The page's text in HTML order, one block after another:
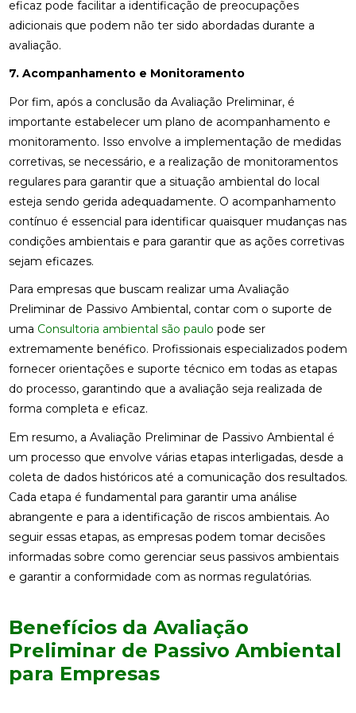
eficaz pode facilitar a identificação de preocupações
adicionais que podem não ter sido abordadas durante a
avaliação.
7. Acompanhamento e Monitoramento
Por fim, após a conclusão da Avaliação Preliminar, é
importante estabelecer um plano de acompanhamento e
monitoramento. Isso envolve a implementação de medidas
corretivas, se necessário, e a realização de monitoramentos
regulares para garantir que a situação ambiental do local
esteja sendo gerida adequadamente. O acompanhamento
contínuo é essencial para identificar quaisquer mudanças nas
condições ambientais e para garantir que as ações corretivas
sejam eficazes.
Para empresas que buscam realizar uma Avaliação
Preliminar de Passivo Ambiental, contar com o suporte de
uma Consultoria ambiental são paulo pode ser
extremamente benéfico. Profissionais especializados podem
fornecer orientações e suporte técnico em todas as etapas
do processo, garantindo que a avaliação seja realizada de
forma completa e eficaz.
Em resumo, a Avaliação Preliminar de Passivo Ambiental é
um processo que envolve várias etapas interligadas, desde a
coleta de dados históricos até a comunicação dos resultados.
Cada etapa é fundamental para garantir uma análise
abrangente e para a identificação de riscos ambientais. Ao
seguir essas etapas, as empresas podem tomar decisões
informadas sobre como gerenciar seus passivos ambientais
e garantir a conformidade com as normas regulatórias.
Benefícios da Avaliação
Preliminar de Passivo Ambiental
para Empresas